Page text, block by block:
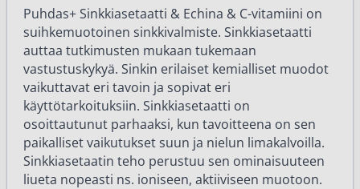
Puhdas+ Sinkkiasetaatti & Echina & C-vitamiini on
suihkemuotoinen sinkkivalmiste. Sinkkiasetaatti
auttaa tutkimusten mukaan tukemaan
vastustuskykyä. Sinkin erilaiset kemialliset muodot
vaikuttavat eri tavoin ja sopivat eri
käyttötarkoituksiin. Sinkkiasetaatti on
osoittautunut parhaaksi, kun tavoitteena on sen
paikalliset vaikutukset suun ja nielun limakalvoilla.
Sinkkiasetaatin teho perustuu sen ominaisuuteen
liueta nopeasti ns. ioniseen, aktiiviseen muotoon.